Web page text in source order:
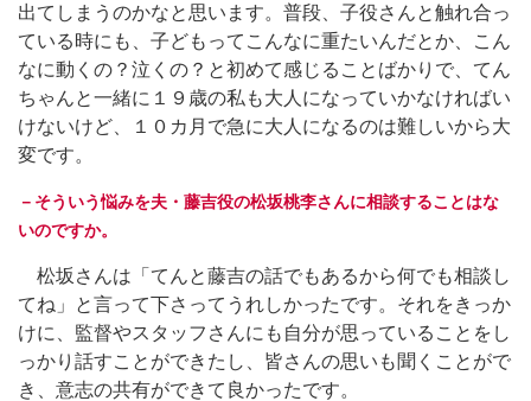
出てしまうのかなと思います。普段、子役さんと触れ合っ
ている時にも、子どもってこんなに重たいんだとか、こん
なに動くの？泣くの？と初めて感じることばかりで、てん
ちゃんと一緒に１９歳の私も大人になっていかなければい
けないけど、１０カ月で急に大人になるのは難しいから大
変です。
－そういう悩みを夫・藤吉役の松坂桃李さんに相談することはな
いのですか。
松坂さんは「てんと藤吉の話でもあるから何でも相談し
てね」と言って下さってうれしかったです。それをきっか
けに、監督やスタッフさんにも自分が思っていることをし
っかり話すことができたし、皆さんの思いも聞くことがで
き、意志の共有ができて良かったです。